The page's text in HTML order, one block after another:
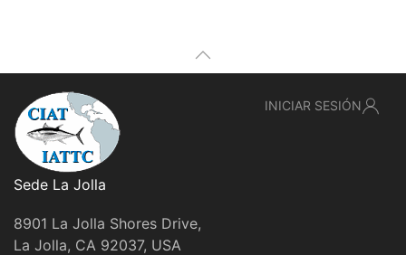
Sede La Jolla
8901 La Jolla Shores Drive,
La Jolla, CA 92037, USA
INICIAR SESIÓN